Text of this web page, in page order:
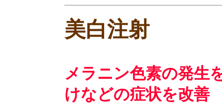
美白注射
メラニン色素の発生
けなどの症状を改善